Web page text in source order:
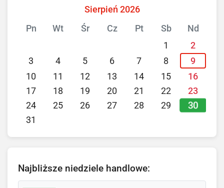
Sierpień 2026
Pn
Wt Śr Cz Pt Sb
Nd
1
2
3
4 5 6 7 8
9
10
11 12 13 14 15
16
17
18 19 20 21 22
23
24
25 26 27 28 29 30
31
Najbliższe niedziele handlowe: